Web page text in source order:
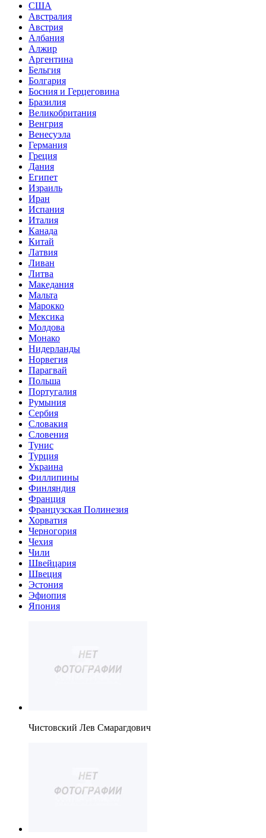
США
Австралия
Австрия
Албания
Алжир
Аргентина
Бельгия
Болгария
Босния и Герцеговина
Бразилия
Великобритания
Венгрия
Венесуэла
Германия
Греция
Дания
Египет
Израиль
Иран
Испания
Италия
Канада
Китай
Латвия
Ливан
Литва
Македания
Мальта
Марокко
Мексика
Молдова
Монако
Нидерланды
Норвегия
Парагвай
Польша
Португалия
Румыния
Сербия
Словакия
Словения
Тунис
Турция
Украина
Филлипины
Финляндия
Франция
Французская Полинезия
Хорватия
Черногория
Чехия
Чили
Швейцария
Швеция
Эстония
Эфиопия
Япония
Чистовский Лев Смарагдович